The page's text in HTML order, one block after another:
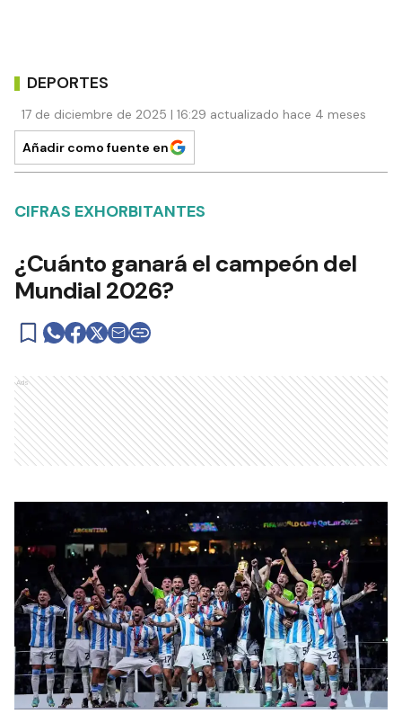
DEPORTES
17 de diciembre de 2025 | 16:29 actualizado hace 4 meses
Añadir como fuente en
CIFRAS EXHORBITANTES
¿Cuánto ganará el campeón del
Mundial 2026?
Ads